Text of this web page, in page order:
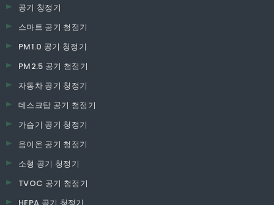
공기 청정기
스마트 공기 청정기
PM1.0 공기 청정기
PM2.5 공기 청정기
자동차 공기 청정기
데스크탑 공기 청정기
가습기 공기 청정기
음이온 공기 청정기
소형 공기 청정기
TVOC 공기 청정기